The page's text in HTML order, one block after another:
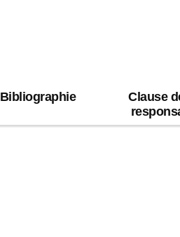
Bibliographie
Clause